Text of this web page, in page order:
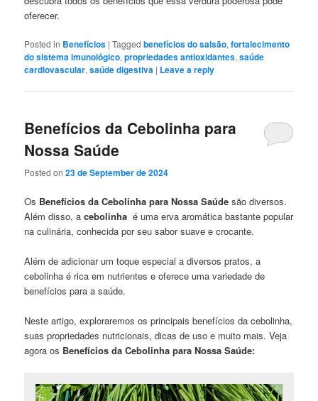
oferecer.
Posted in Benefícios |Tagged benefícios do salsão,fortalecimento
do sistema imunológico,propriedades antioxidantes,saúde
cardiovascular,saúde digestiva | Leave a reply
Benefícios da Cebolinha para
Nossa Saúde
Posted on23 de September de 2024
Os Benefícios da Cebolinha para Nossa Saúde são diversos.
Além disso, acebolinha é uma erva aromática bastante popular
na culinária, conhecida por seu sabor suave e crocante.
Além de adicionar um toque especial a diversos pratos, a
cebolinha é rica em nutrientes e oferece uma variedade de
benefícios para a saúde.
Neste artigo, exploraremos os principais benefícios da cebolinha,
suas propriedades nutricionais, dicas de uso e muito mais. Veja
agora os Benefícios da Cebolinha para Nossa Saúde: